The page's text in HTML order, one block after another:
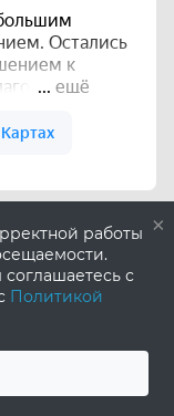
×
работы
с
Политикой
0 0